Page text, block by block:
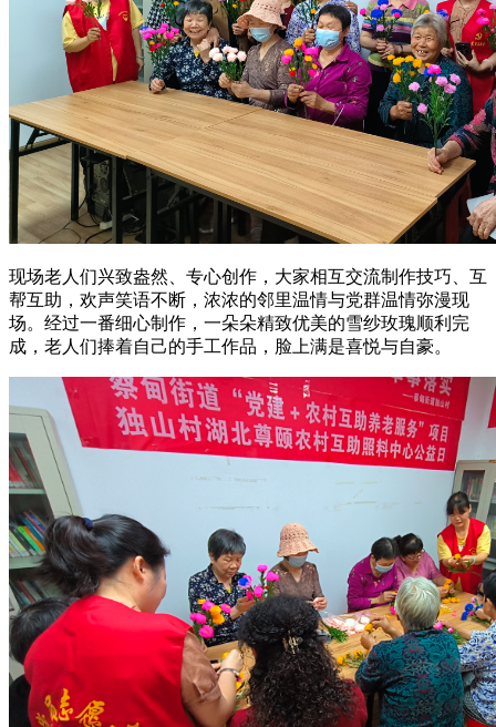
现场老人们兴致盎然、专心创作，大家相互交流制作技巧、互
帮互助，欢声笑语不断，浓浓的邻里温情与党群温情弥漫现
场。经过一番细心制作，一朵朵精致优美的雪纱玫瑰顺利完
成，老人们捧着自己的手工作品，脸上满是喜悦与自豪。